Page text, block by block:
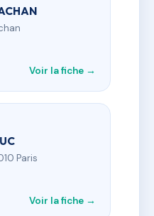
Voir la fiche →
Paris
Voir la fiche →